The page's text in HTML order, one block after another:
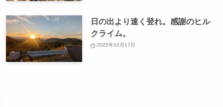
日の出より速く登れ。感謝のヒル
クライム。
2025年10月17日